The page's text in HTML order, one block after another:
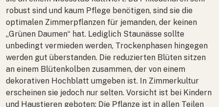
robust sind und kaum Pflege benötigen, sind sie die
optimalen Zimmerpflanzen für jemanden, der keinen
„Grünen Daumen“ hat. Lediglich Staunässe sollte
unbedingt vermieden werden, Trockenphasen hingegen
werden gut überstanden. Die reduzierten Blüten sitzen
an einem Blütenkolben zusammen, der von einem
dekorativen Hochblatt umgeben ist. In Zimmerkultur
erscheinen sie jedoch nur selten. Vorsicht ist bei Kindern
und Haustieren geboten: Die Pflanze ist in allen Teilen